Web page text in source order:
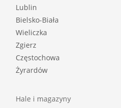
Lublin
Bielsko-Biała
Wieliczka
Zgierz
Częstochowa
Żyrardów
Hale i magazyny